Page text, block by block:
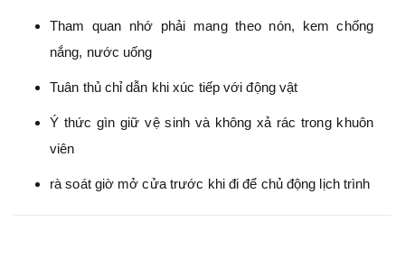
Tham quan nhớ phải mang theo nón, kem chống
nắng, nước uống
Tuân thủ chỉ dẫn khi xúc tiếp với động vật
Ý thức gìn giữ vệ sinh và không xả rác trong khuôn
viên
rà soát giờ mở cửa trước khi đi để chủ động lịch trình